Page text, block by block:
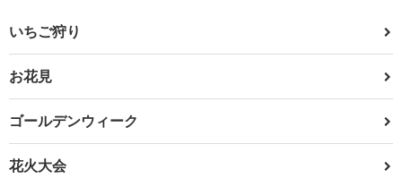
いちご狩り
お花見
ゴールデンウィーク
花火大会